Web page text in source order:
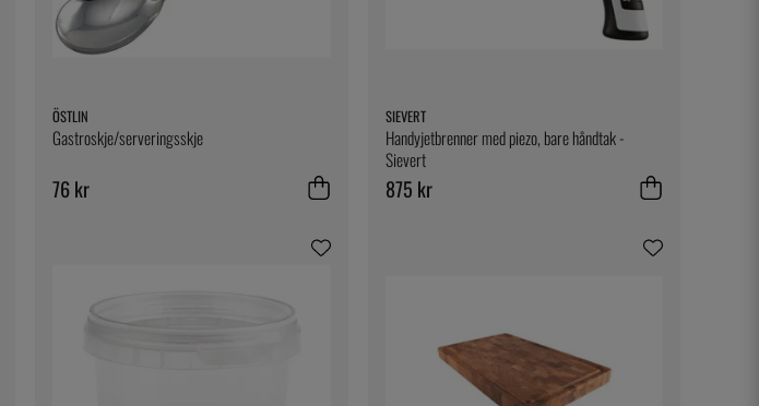
ÖSTLIN
Gastroskje/serveringsskje
76 kr
SIEVERT
Handyjetbrenner med piezo, bare håndtak -
Sievert
875 kr